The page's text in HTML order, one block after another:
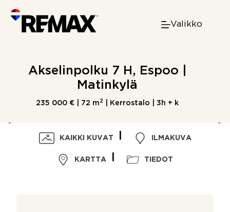
content
Valikko
Akselinpolku 7 H, Espoo |
Matinkylä
235 000 € | 72 m 2 | Kerrostalo | 3h + k
KAIKKI KUVAT ILMAKUVA
KARTTA TIEDOT